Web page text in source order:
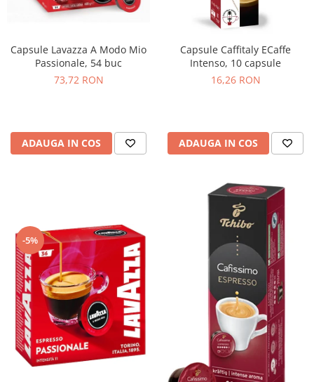
Capsule Lavazza A Modo Mio
Passionale, 54 buc
73,72 RON
ADAUGA IN COS
Capsule Caffitaly ECaffe
Intenso, 10 capsule
16,26 RON
ADAUGA IN COS
-5%